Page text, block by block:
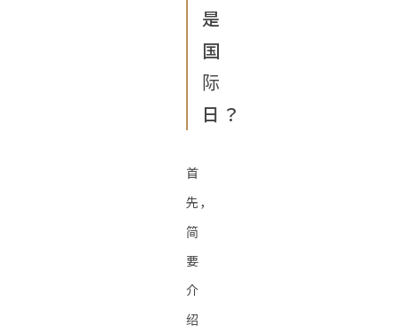
是
国
际
日？
首
先，
简
要
介
绍